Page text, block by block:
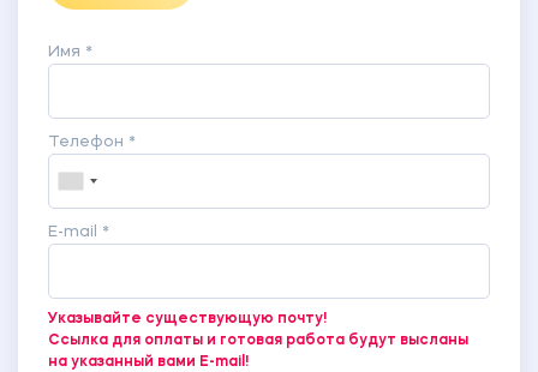
Имя *
Телефон *
E-mail *
Указывайте существующую почту!
Ссылка для оплаты и готовая работа будут высланы
на указанный вами E-mail!